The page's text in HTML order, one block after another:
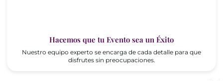
Hacemos que tu Evento sea un Éxito
Nuestro equipo experto se encarga de cada detalle para que
disfrutes sin preocupaciones.